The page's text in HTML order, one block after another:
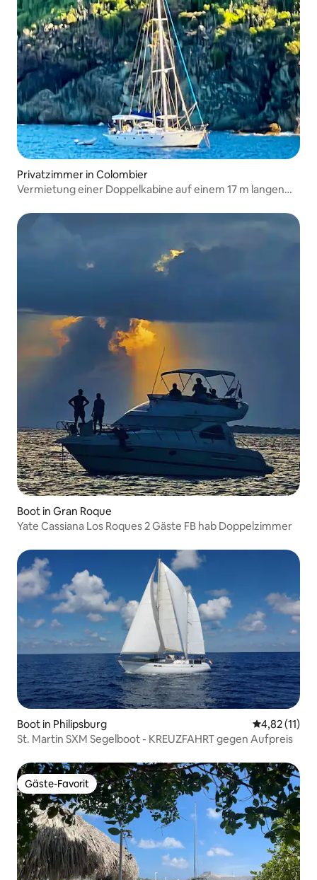
Privatzimmer in Colombier
Vermietung einer Doppelkabine auf einem 17 m langen
Boot in Gran Roque
Yate Cassiana Los Roques 2 Gäste FB hab Doppelzimmer
Boot in Philipsburg
4,82 (11)
St. Martin SXM Segelboot - KREUZFAHRT gegen Aufpreis
Gäste-Favorit
Gäste-Favorit